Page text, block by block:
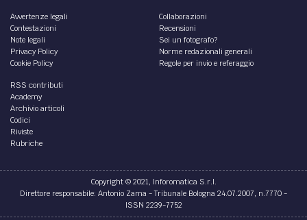
Avvertenze legali
Contestazioni
Note legali
Privacy Policy
Cookie Policy
Collaborazioni
Recensioni
Sei un fotografo?
Norme redazionali generali
Regole per invio e referaggio
RSS contributi
Academy
Archivio articoli
Codici
Riviste
Rubriche
Copyright © 2021, Inforomatica S.r.l.
Direttore responsabile: Antonio Zama - Tribunale Bologna 24.07.2007, n.7770 -
ISSN 2239-7752